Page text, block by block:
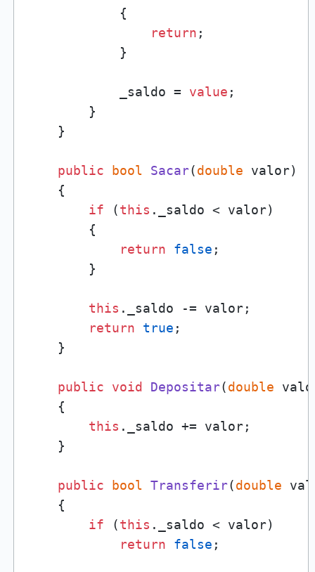
            {
return ;
            }
            _saldo =
value ;
        }
    }
public bool Sacar(double valor)
    {
if (this ._saldo < valor)
        {
return
false ;
        }
this ._saldo -= valor;
return
true ;
    }
public void Depositar(double
    {
this ._saldo += valor;
    }
public bool Transferir(double
    {
if (this ._saldo < valor)
return
false ;